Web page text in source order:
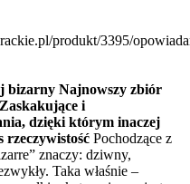
produkt/3395/
bizarny Najnowszy zbiór
Zaskakujące i
dzięki którym inaczej
rzeczywistość Pochodzące z
znaczy: dziwny,
Taka właśnie –